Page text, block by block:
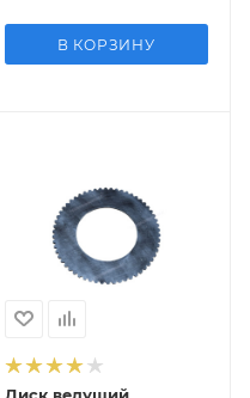
В КОРЗИНУ
Диск ведущий